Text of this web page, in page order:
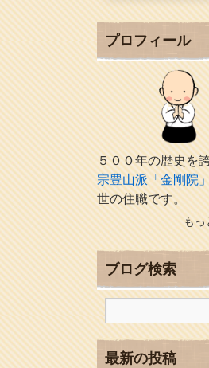
プロフィール
５００年の歴史を
宗豊山派「金剛院
世の住職です。
も
ブログ検索
最新の投稿